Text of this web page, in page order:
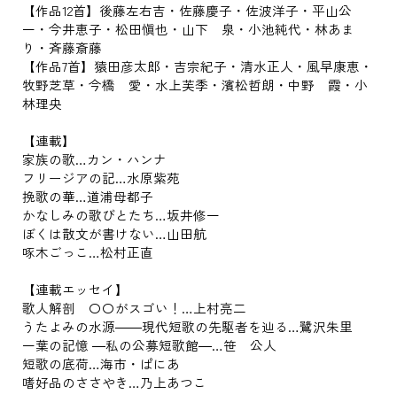
【作品12首】後藤左右吉・佐藤慶子・佐波洋子・平山公
一・今井恵子・松田愼也・山下 泉・小池純代・林あま
り・斉藤斎藤
【作品7首】猿田彦太郎・吉宗紀子・清水正人・風早康恵・
牧野芝草・今橋 愛・水上芙季・濱松哲朗・中野 霞・小
林理央
【連載】
家族の歌…カン・ハンナ
フリージアの記…水原紫苑
挽歌の華…道浦母都子
かなしみの歌びとたち…坂井修一
ぼくは散文が書けない…山田航
啄木ごっこ…松村正直
【連載エッセイ】
歌人解剖 〇〇がスゴい！…上村亮二
うたよみの水源――現代短歌の先駆者を辿る…鷺沢朱里
一葉の記憶 ―私の公募短歌館―…笹 公人
短歌の底荷…海市・ぱにあ
嗜好品のささやき…乃上あつこ